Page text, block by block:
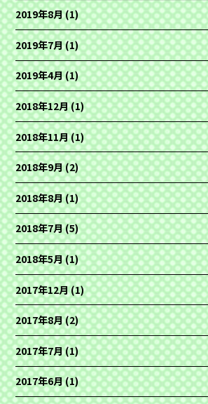
2019年8月(1)
2019年7月(1)
2019年4月(1)
2018年12月(1)
2018年11月(1)
2018年9月(2)
2018年8月(1)
2018年7月(5)
2018年5月(1)
2017年12月(1)
2017年8月(2)
2017年7月(1)
2017年6月(1)